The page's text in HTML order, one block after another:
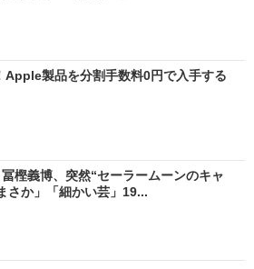
Apple製品を分割手数料0円で入手する
冨樫義博、突然“セーラームーンのキャ
さか」「細かい芸」19...